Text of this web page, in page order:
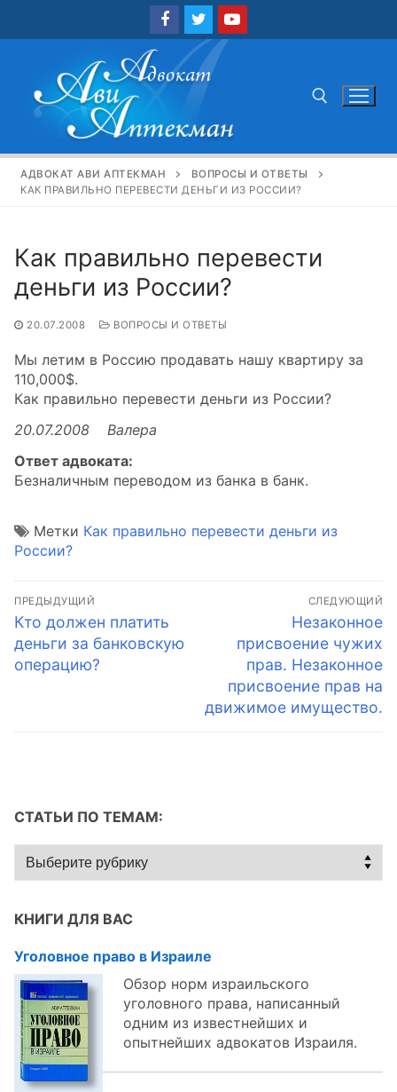
Найти:
АДВОКАТ АВИ АПТЕКМАН
ВОПРОСЫ И ОТВЕТЫ
КАК ПРАВИЛЬНО ПЕРЕВЕСТИ ДЕНЬГИ ИЗ РОССИИ?
Как правильно перевести
деньги из России?
20.07.2008 ВОПРОСЫ И ОТВЕТЫ
Мы летим в Россию продавать нашу квартиру за
110,000$.
Как правильно перевести деньги из России?
20.07.2008 Валера
Ответ адвоката:
Безналичным переводом из банка в банк.
Метки Как правильно перевести деньги из
России?
Навигация
по
записям
ПРЕДЫДУЩИЙ
Предыдущая
запись:
Кто должен платить
деньги за банковскую
операцию?
СЛЕДУЮЩИЙ
Следующая
запись:
Незаконное
присвоение чужих
прав. Незаконное
присвоение прав на
движимое имущество.
СТАТЬИ ПО ТЕМАМ:
Статьи
по
КНИГИ ДЛЯ ВАС
Уголовное право в Израиле
Обзор норм израильского
уголовного права, написанный
одним из известнейших и
опытнейших адвокатов Израиля.